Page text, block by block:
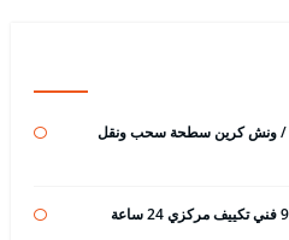
ابو حليفة رقم / 65557275 / ونش كرين سطحة سحب ونقل